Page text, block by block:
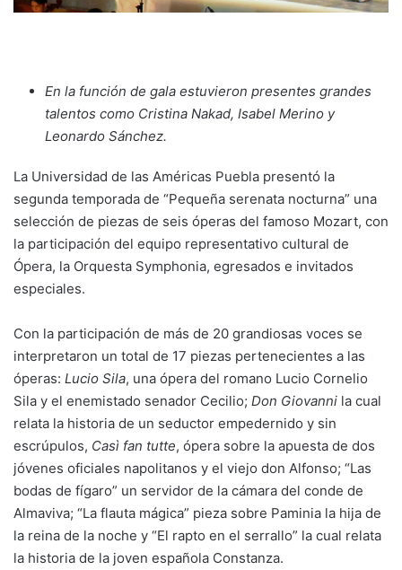
En la función de gala estuvieron presentes grandes
talentos como Cristina Nakad, Isabel Merino y
Leonardo Sánchez.
La Universidad de las Américas Puebla presentó la
segunda temporada de “Pequeña serenata nocturna” una
selección de piezas de seis óperas del famoso Mozart, con
la participación del equipo representativo cultural de
Ópera, la Orquesta Symphonia, egresados e invitados
especiales.
Con la participación de más de 20 grandiosas voces se
interpretaron un total de 17 piezas pertenecientes a las
óperas: Lucio Sila, una ópera del romano Lucio Cornelio
Sila y el enemistado senador Cecilio; Don Giovanni la cual
relata la historia de un seductor empedernido y sin
escrúpulos, Casì fan tutte, ópera sobre la apuesta de dos
jóvenes oficiales napolitanos y el viejo don Alfonso; “Las
bodas de fígaro” un servidor de la cámara del conde de
Almaviva; “La flauta mágica” pieza sobre Paminia la hija de
la reina de la noche y “El rapto en el serrallo” la cual relata
la historia de la joven española Constanza.